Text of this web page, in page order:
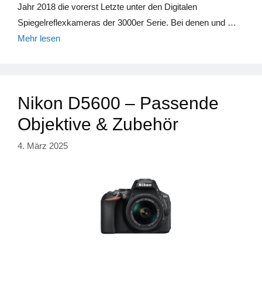
Jahr 2018 die vorerst Letzte unter den Digitalen
Spiegelreflexkameras der 3000er Serie. Bei denen und …
Mehr lesen
Nikon D5600 – Passende
Objektive & Zubehör
4. März 2025